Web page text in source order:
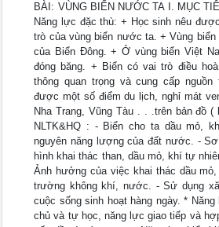
BÀI: VÙNG BIỂN NƯỚC TA I. MỤC
Năng lực đặc thù: + Học sinh nêu
trò của vùng biển nước ta. + Vùng
của Biển Đông. + Ở vùng biển Việt
đóng băng. + Biển có vai trò điều
thông quan trọng và cung cấp
được một số điểm du lịch, nghỉ mát
Nha Trang, Vũng Tàu . . .trên bản đồ
NLTK&HQ : - Biển cho ta dầu mỏ,
nguyên năng lượng của đất nước. -
hình khai thác than, dầu mỏ, khí tự
Ảnh hưởng của việc khai thác dầu
trường không khí, nước. - Sử dụng
cuộc sống sinh hoạt hàng ngày. *
chủ và tự học, năng lực giao tiếp và